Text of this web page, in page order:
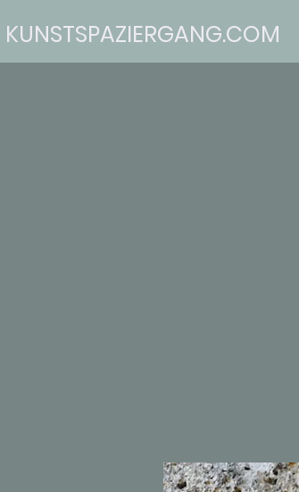
KUNSTSPAZIERGANG.COM